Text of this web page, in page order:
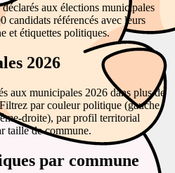
aux élections municipales
candidats référencés avec leurs
et étiquettes politiques.
2026
aux municipales 2026 dans plus de
par couleur politique (gauche,
droite), par profil territorial
taille de commune.
par commune